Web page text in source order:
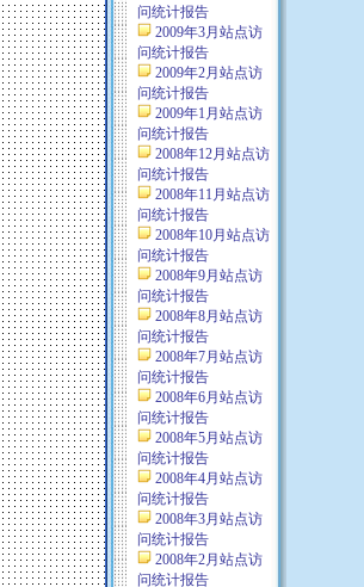
问统计报告
2009年3月站点访
问统计报告
2009年2月站点访
问统计报告
2009年1月站点访
问统计报告
2008年12月站点访
问统计报告
2008年11月站点访
问统计报告
2008年10月站点访
问统计报告
2008年9月站点访
问统计报告
2008年8月站点访
问统计报告
2008年7月站点访
问统计报告
2008年6月站点访
问统计报告
2008年5月站点访
问统计报告
2008年4月站点访
问统计报告
2008年3月站点访
问统计报告
2008年2月站点访
问统计报告